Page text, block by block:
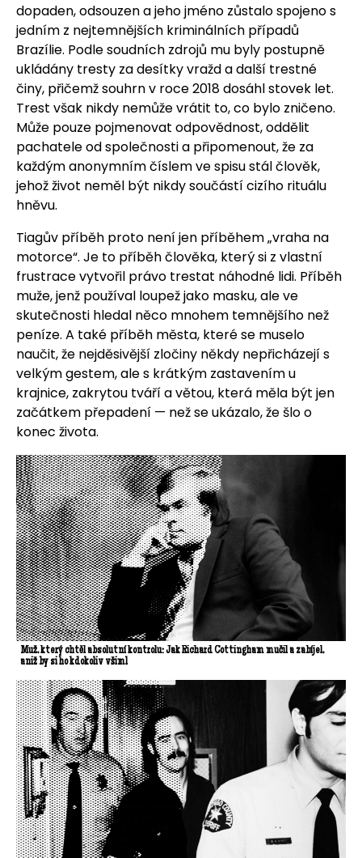
dopaden, odsouzen a jeho jméno zůstalo spojeno s
jedním z nejtemnějších kriminálních případů
Brazílie. Podle soudních zdrojů mu byly postupně
ukládány tresty za desítky vražd a další trestné
činy, přičemž souhrn v roce 2018 dosáhl stovek let.
Trest však nikdy nemůže vrátit to, co bylo zničeno.
Může pouze pojmenovat odpovědnost, oddělit
pachatele od společnosti a připomenout, že za
každým anonymním číslem ve spisu stál člověk,
jehož život neměl být nikdy součástí cizího rituálu
hněvu.
Tiagův příběh proto není jen příběhem „vraha na
motorce“. Je to příběh člověka, který si z vlastní
frustrace vytvořil právo trestat náhodné lidi. Příběh
muže, jenž používal loupež jako masku, ale ve
skutečnosti hledal něco mnohem temnějšího než
peníze. A také příběh města, které se muselo
naučit, že nejděsivější zločiny někdy nepřicházejí s
velkým gestem, ale s krátkým zastavením u
krajnice, zakrytou tváří a větou, která měla být jen
začátkem přepadení — než se ukázalo, že šlo o
konec života.
Muž, který chtěl absolutní kontrolu: Jak Richard Cottingham mučil a zabíjel,
aniž by si ho kdokoliv všiml